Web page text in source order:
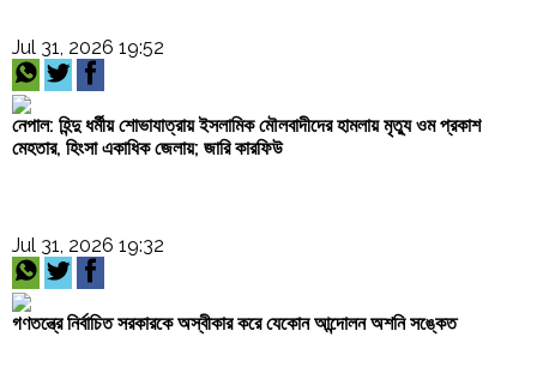
Jul 31, 2026 19:52
নেপাল: হিন্দু ধর্মীয় শোভাযাত্রায় ইসলামিক মৌলবাদীদের হামলায় মৃত্যু ওম প্রকাশ
মেহতার, হিংসা একাধিক জেলায়; জারি কারফিউ
Jul 31, 2026 19:32
গণতন্ত্রে নির্বাচিত সরকারকে অস্বীকার করে যেকোন আন্দোলন অশনি সঙ্কেত